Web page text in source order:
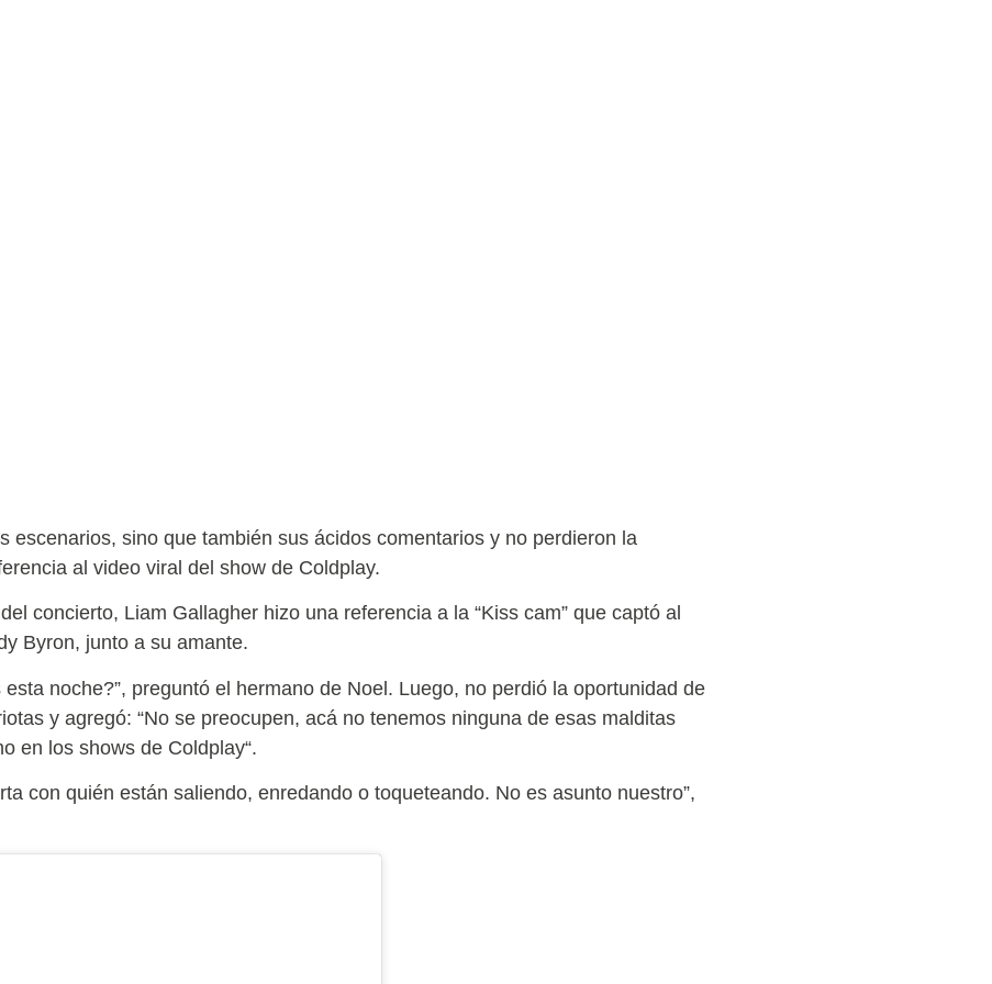
escenarios, sino que también sus ácidos comentarios y no perdieron la
al video viral del show de Coldplay.
concierto, Liam Gallagher hizo una referencia a la “Kiss cam” que captó al
Byron, junto a su amante.
esta noche?”, preguntó el hermano de Noel. Luego, no perdió la oportunidad de
y agregó: “No se preocupen, acá no tenemos ninguna de esas malditas
en los shows de Coldplay“.
con quién están saliendo, enredando o toqueteando. No es asunto nuestro”,